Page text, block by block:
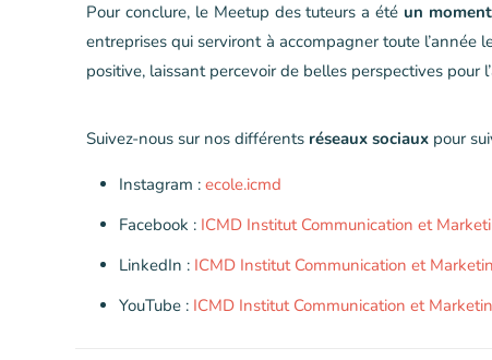
Pour conclure, le Meetup des tuteurs a été un
entreprises qui serviront à accompagner toute l’année
positive, laissant percevoir de belles perspectives pour
Suivez-nous sur nos différents réseaux sociaux pour
Instagram :ecole.icmd
Facebook : ICMD Institut Communication et
LinkedIn : ICMD Institut Communication et
YouTube : ICMD Institut Communication et